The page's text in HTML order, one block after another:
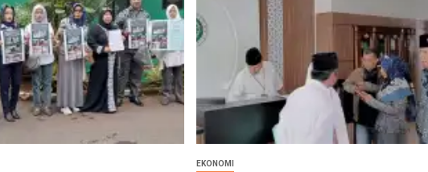
EKONOMI